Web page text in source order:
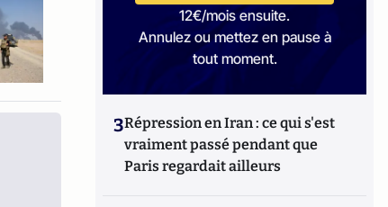
12€/mois ensuite.
Annulez ou mettez en pause à
tout moment.
3Répression en Iran : ce qui s'est
vraiment passé pendant que
Paris regardait ailleurs